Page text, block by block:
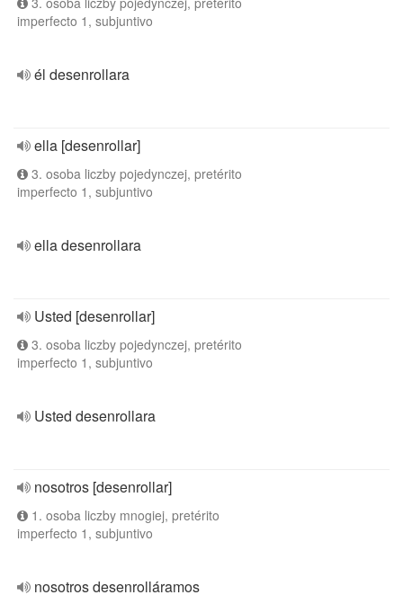
imperfecto 1, subjuntivo
él desenrollara
ella [desenrollar]
3. osoba liczby pojedynczej, pretérito
imperfecto 1, subjuntivo
ella desenrollara
Usted [desenrollar]
3. osoba liczby pojedynczej, pretérito
imperfecto 1, subjuntivo
Usted desenrollara
nosotros [desenrollar]
1. osoba liczby mnogiej, pretérito
imperfecto 1, subjuntivo
nosotros desenrolláramos